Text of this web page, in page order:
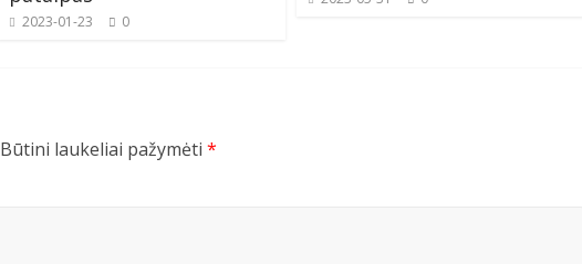
2023-01-23 0
Būtini laukeliai pažymėti *